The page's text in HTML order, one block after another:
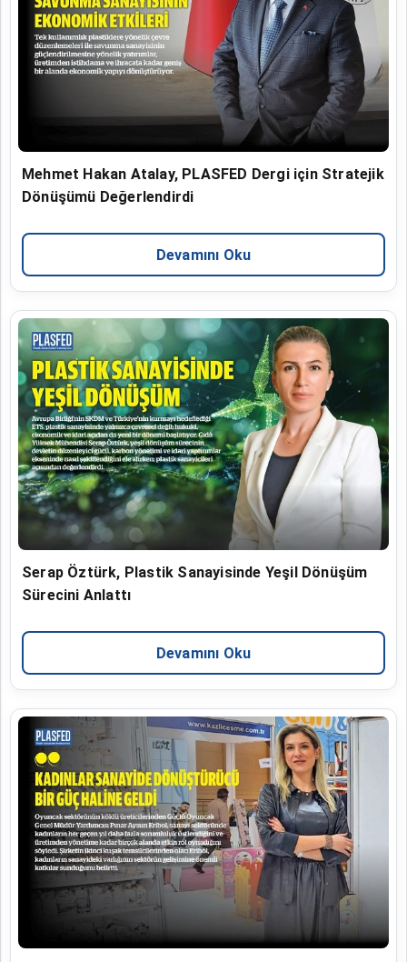
Mehmet Hakan Atalay, PLASFED Dergi için Stratejik
Dönüşümü Değerlendirdi
Devamını Oku
Serap Öztürk, Plastik Sanayisinde Yeşil Dönüşüm
Sürecini Anlattı
Devamını Oku